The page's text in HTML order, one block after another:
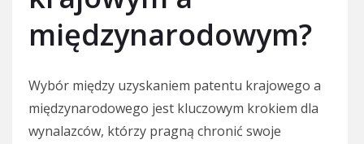
międzynarodowym?
Wybór między uzyskaniem patentu krajowego a
międzynarodowego jest kluczowym krokiem dla
wynalazców, którzy pragną chronić swoje